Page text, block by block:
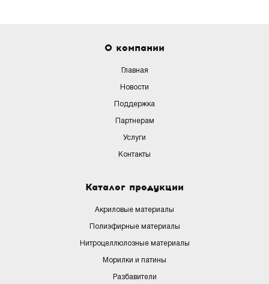
О компании
Главная
Новости
Поддержка
Партнерам
Услуги
Контакты
Каталог продукции
Акриловые материалы
Полиэфирные материалы
Нитроцеллюлозные материалы
Морилки и патины
Разбавители